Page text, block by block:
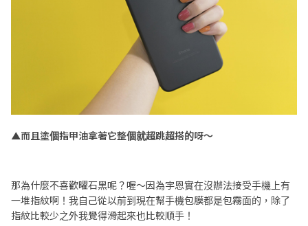
▲而且塗個指甲油拿著它整個就超跳超搭的呀～
那為什麼不喜歡曜石黑呢？喔～因為宇恩實在沒辦法接受手機上有
一堆指紋啊！我自己從以前到現在幫手機包膜都是包霧面的，除了
指紋比較少之外我覺得滑起來也比較順手！